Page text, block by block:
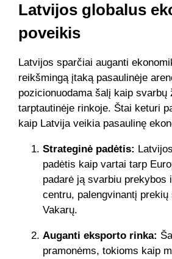
Latvijos globalus
poveikis
Latvijos sparčiai auganti
reikšmingą įtaką pasaulinėje
pozicionuodama šalį kaip svarbų
tarptautinėje rinkoje. Štai keturi
kaip Latvija veikia pasaulinę
Strateginė padėtis:
padėtis kaip vartai tarp
padarė ją svarbiu prekybos
centru, palengvinantį
Vakarų.
Auganti eksporto rinka:
pramonėms, tokioms kaip